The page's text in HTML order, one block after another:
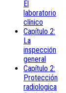
El
laboratorio
clínico
Capítulo 2:
La
inspección
general
Capítulo 2:
Protección
radiologica